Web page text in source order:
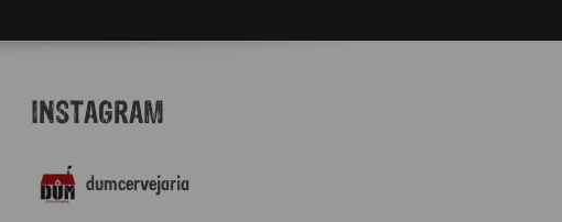
INSTAGRAM
dumcervejaria